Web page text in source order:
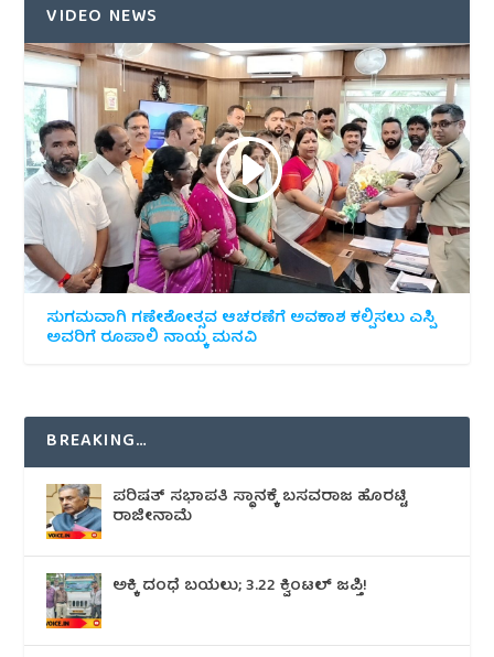
VIDEO NEWS
ಸುಗಮವಾಗಿ ಗಣೇಶೋತ್ಸವ ಆಚರಣೆಗೆ ಅವಕಾಶ ಕಲ್ಪಿಸಲು ಎಸ್ಪಿ
ಅವರಿಗೆ ರೂಪಾಲಿ ನಾಯ್ಕ ಮನವಿ
BREAKING…
ಪರಿಷತ್ ಸಭಾಪತಿ ಸ್ಥಾನಕ್ಕೆ ಬಸವರಾಜ ಹೊರಟ್ಟಿ
ರಾಜೀನಾಮೆ
ಅಕ್ಕಿ ದಂಧೆ ಬಯಲು; 3.22 ಕ್ವಿಂಟಲ್ ಜಪ್ತಿ!